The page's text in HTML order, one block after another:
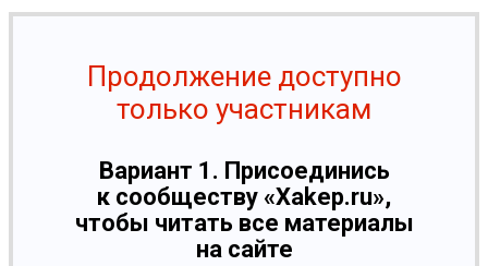
Продолжение доступно
только участникам
Вариант 1. Присоединись
к сообществу «Xakep.ru»,
чтобы читать все материалы
на сайте